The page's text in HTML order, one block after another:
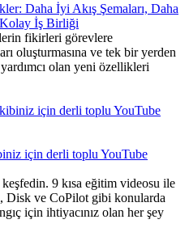
Daha İyi Akış Şemaları, Daha
Kolay İş Birliği
fikirleri görevlere
oluşturmasına ve tek bir yerden
olan yeni özellikleri
için derli toplu YouTube
9 kısa eğitim videosu ile
Disk ve CoPilot gibi konularda
için ihtiyacınız olan her şey